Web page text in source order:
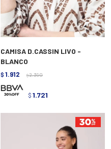
CAMISA D.CASSIN LIVO -
BLANCO
$ 1.912 $ 2.390
$ 1.721